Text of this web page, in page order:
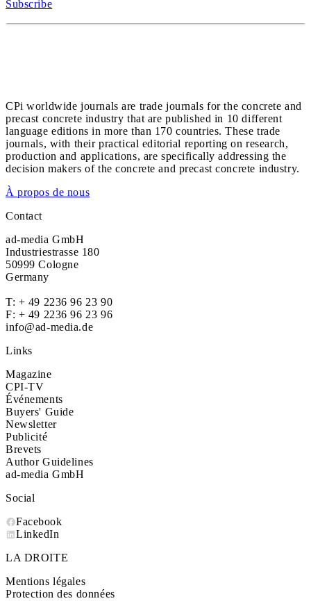
Subscribe
CPi worldwide journals are trade journals for the concrete and
precast concrete industry that are published in 10 different
language editions in more than 170 countries. These trade
journals, with their practical editorial reporting on research,
production and applications, are specifically addressing the
decision makers of the concrete and precast concrete industry.
À propos de nous
Contact
ad-media GmbH
Industriestrasse 180
50999 Cologne
Germany
T: + 49 2236 96 23 90
F: + 49 2236 96 23 96
info@ad-media.de
Links
Magazine
CPI-TV
Événements
Buyers' Guide
Newsletter
Publicité
Brevets
Author Guidelines
ad-media GmbH
Social
Facebook
LinkedIn
LA DROITE
Mentions légales
Protection des données